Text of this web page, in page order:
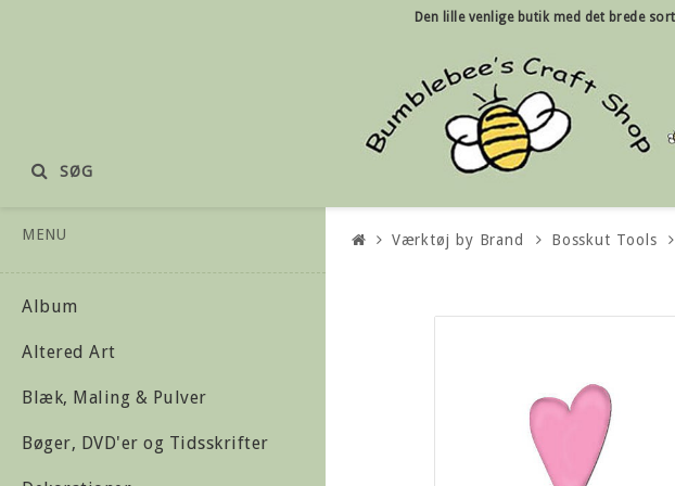
Den lille venlige butik med det brede
SØG
MENU
Album
Altered Art
Blæk, Maling & Pulver
Bøger, DVD'er og Tidsskrifter
Værktøj by Brand Bosskut Tools